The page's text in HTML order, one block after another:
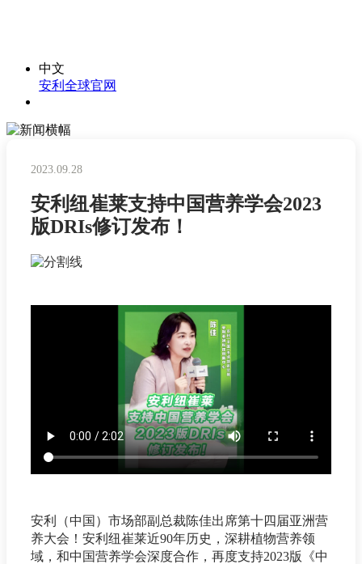
中文
安利全球官网
2023.09.28
安利纽崔莱支持中国营养学会2023
版DRIs修订发布！
安利（中国）市场部副总裁陈佳出席第十四届亚洲营
养大会！安利纽崔莱近90年历史，深耕植物营养领
域，和中国营养学会深度合作，再度支持2023版《中